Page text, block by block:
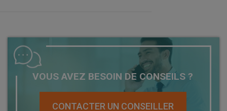
VOUS AVEZ BESOIN DE CONSEILS ?
CONTACTER UN CONSEILLER